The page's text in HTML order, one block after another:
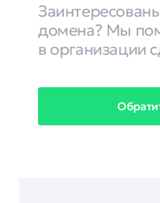
домена? Мы
в организации